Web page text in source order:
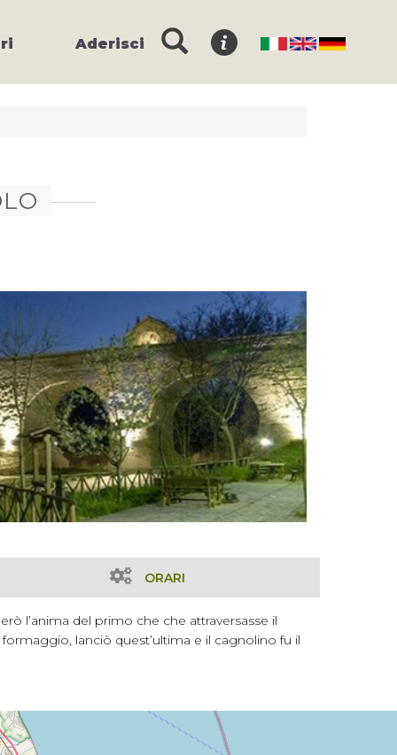
Aderisci
ORARI
l’anima del primo che che attraversasse il
lanciò quest’ultima e il cagnolino fu il